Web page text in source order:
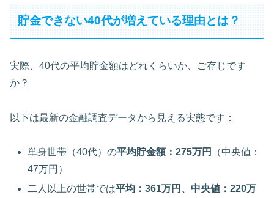
貯金できない40代が増えている理由とは？
実際、40代の平均貯金額はどれくらいか、ご存じです
か？
以下は最新の金融調査データから見える実態です：
単身世帯（40代）の平均貯金額：275万円
（中央値：
47万円）
二人以上の世帯では平均：361万円、中央値：220万